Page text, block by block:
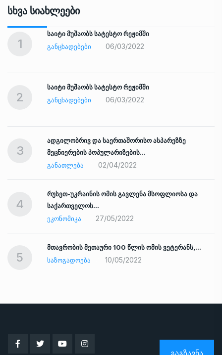
Სხვა Სიახლეები
1
საიტი მუშაობს სატესტო რეჟიმში
ᲒᲐᲜᲪᲮᲐᲓᲔᲑᲔᲑᲘ
06/03/2022
2
საიტი მუშაობს სატესტო რეჟიმში
ᲒᲐᲜᲪᲮᲐᲓᲔᲑᲔᲑᲘ
06/03/2022
3
ადგილობრივ და საერთაშორისო ასპარეზზე
მეცნიერების პოპულარიზების…
ᲒᲐᲜᲐᲗᲚᲔᲑᲐ
02/04/2022
4
რუსეთ-უკრაინის ომის გავლენა მსოფლიოსა და
საქართველოს…
ᲔᲙᲝᲜᲝᲛᲘᲙᲐ
27/05/2022
5
მთავრობის მეთაური 100 წლის ომის ვეტერანს,…
ᲡᲐᲖᲝᲒᲐᲓᲝᲔᲑᲐ
10/05/2022